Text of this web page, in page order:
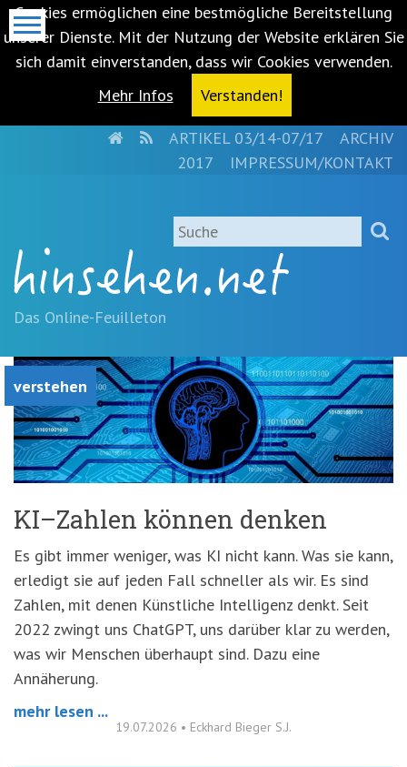
Cookies ermöglichen eine bestmögliche Bereitstellung
unserer Dienste. Mit der Nutzung der Website erklären Sie
sich damit einverstanden, dass wir Cookies verwenden.
Mehr Infos
Verstanden!
springen
(Accesskey
'1')Zur
springen
(Accesskey
'3')Zur
Suche
springen
(Accesskey
'2')
HOMERSSARTIKEL 03/14-07/17
ARCHIV
2017
IMPRESSUM/KONTAKT
Suche
Das Online-Feuilleton
verstehen
KI–Zahlen können denken
Es gibt immer weniger, was KI nicht kann. Was sie kann,
erledigt sie auf jeden Fall schneller als wir. Es sind
Zahlen, mit denen Künstliche Intelligenz denkt. Seit
2022 zwingt uns ChatGPT, uns darüber klar zu werden,
was wir Menschen überhaupt sind. Dazu eine
Annäherung.
mehr lesen ...
19.07.2026 • Eckhard Bieger S.J.